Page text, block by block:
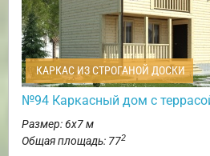
КАРКАС ИЗ СТРОГАНОЙ ДОСКИ
№94 Каркасный дом с
Размер: 6х7 м
Общая площадь: 772